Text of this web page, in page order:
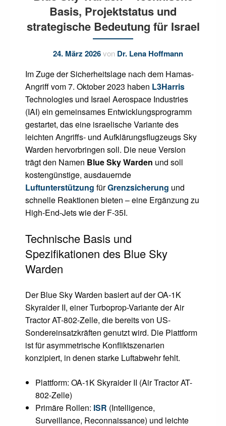
Basis, Projektstatus und
strategische Bedeutung für Israel
24. März 2026von Dr. Lena Hoffmann
Im Zuge der Sicherheitslage nach dem Hamas-
Angriff vom 7. Oktober 2023 haben L3Harris
Technologies und Israel Aerospace Industries
(IAI) ein gemeinsames Entwicklungsprogramm
gestartet, das eine israelische Variante des
leichten Angriffs- und Aufklärungsflugzeugs Sky
Warden hervorbringen soll. Die neue Version
trägt den Namen Blue Sky Warden und soll
kostengünstige, ausdauernde
Luftunterstützung fürGrenzsicherung und
schnelle Reaktionen bieten – eine Ergänzung zu
High-End-Jets wie der F-35I.
Technische Basis und
Spezifikationen des Blue Sky
Warden
Der Blue Sky Warden basiert auf der OA-1K
Skyraider II, einer Turboprop-Variante der Air
Tractor AT-802-Zelle, die bereits von US-
Sondereinsatzkräften genutzt wird. Die Plattform
ist für asymmetrische Konfliktszenarien
konzipiert, in denen starke Luftabwehr fehlt.
Plattform: OA-1K Skyraider II (Air Tractor AT-
802-Zelle)
Primäre Rollen: ISR (Intelligence,
Surveillance, Reconnaissance) und leichte